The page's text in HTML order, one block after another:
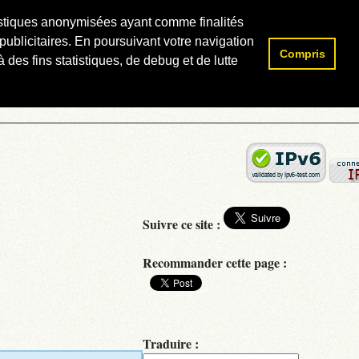
anonymisées ayant comme finalités
En poursuivant votre navigation
des fins statistiques, de debug et de lutte
Compris
Rechercher :
Suivre ce site :
Recommander cette page :
Traduire :